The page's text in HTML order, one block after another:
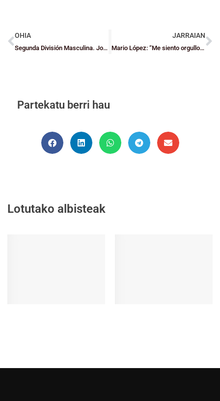
OHIA
Segunda División Masculina. Jornada 23
JARRAIAN
Mario López: “Me siento orgulloso de ver que las jugadoras locales pueden tener su sitio en la élite”
Partekatu berri hau
Lotutako albisteak